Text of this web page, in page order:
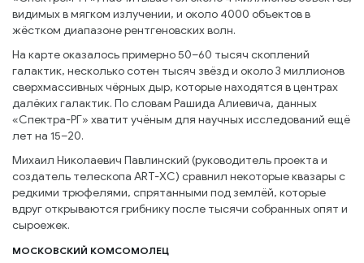
видимых в мягком излучении, и около 4000 объектов в
жёстком диапазоне рентгеновских волн.
На карте оказалось примерно 50–60 тысяч скоплений
галактик, несколько сотен тысяч звёзд и около 3 миллионов
сверхмассивных чёрных дыр, которые находятся в центрах
далёких галактик. По словам Рашида Алиевича, данных
«Спектра-РГ» хватит учёным для научных исследований ещё
лет на 15–20.
Михаил Николаевич Павлинский (руководитель проекта и
создатель телескопа ART-XC) сравнил некоторые квазары с
редкими трюфелями, спрятанными под землёй, которые
вдруг открываются грибнику после тысячи собранных опят и
сыроежек.
МОСКОВСКИЙ КОМСОМОЛЕЦ